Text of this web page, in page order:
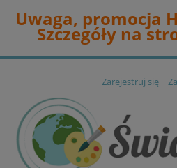
Uwaga, promocja
Szczegóły na
Zarejestruj się